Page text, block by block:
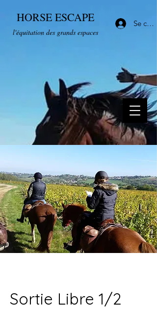
HORSE ESCAPE
l'équitation des grands espaces
Se
Sortie Libre 1/2